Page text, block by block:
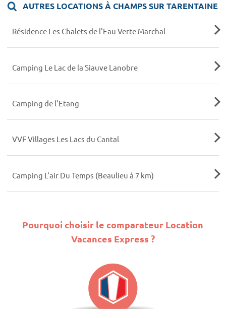
AUTRES LOCATIONS À CHAMPS SUR TARENTAINE
Résidence Les Chalets de l'Eau Verte Marchal
Camping Le Lac de la Siauve Lanobre
Camping de l'Etang
VVF Villages Les Lacs du Cantal
Camping L'air Du Temps (Beaulieu à 7 km)
Pourquoi choisir le comparateur Location
Vacances Express ?